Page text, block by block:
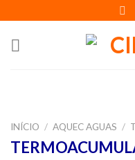
to
content
INÍCIO / AQUEC AGUAS /